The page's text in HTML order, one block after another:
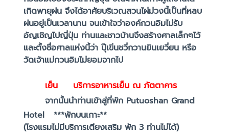
เกิดพายุฝน จึงได้อาศัยบริเวณสวนไผ่ม่วงนี้เป็นที่หลบ
ฝนอยู่เป็นเวลานาน จนเข้าใจว่าองค์กวนอิมไม่รับ
อัญเชิญไปญี่ปุ่น ท่านและชาวบ้านจึงสร้างศาลเล็กๆไว้
และตั้งชื่อศาลแห่งนี้ว่า ปุ๊เขิ่นชวี่กวานยินเยวี่ยน หรือ
วัดเจ้าแม่กวนอิมไม่ยอมจากไป
เย็น บริการอาหารเย็น ณ ภัตตาคาร
จากนั้นนำท่านเข้าสู่ที่พัก Putuoshan Grand
Hotel ***พักบนเกาะ**
(โรงแรมไม่มีบริการเตียงเสริม พัก 3 ท่านไม่ได้)